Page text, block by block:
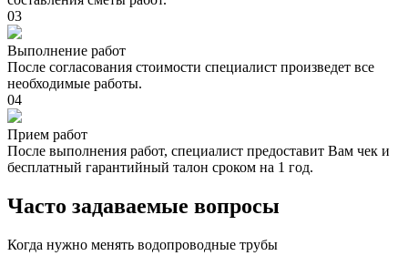
03
Выполнение работ
После согласования стоимости специалист произведет все
необходимые работы.
04
Прием работ
После выполнения работ, специалист предоставит Вам чек и
бесплатный гарантийный талон сроком на 1 год.
Часто задаваемые вопросы
Когда нужно менять водопроводные трубы